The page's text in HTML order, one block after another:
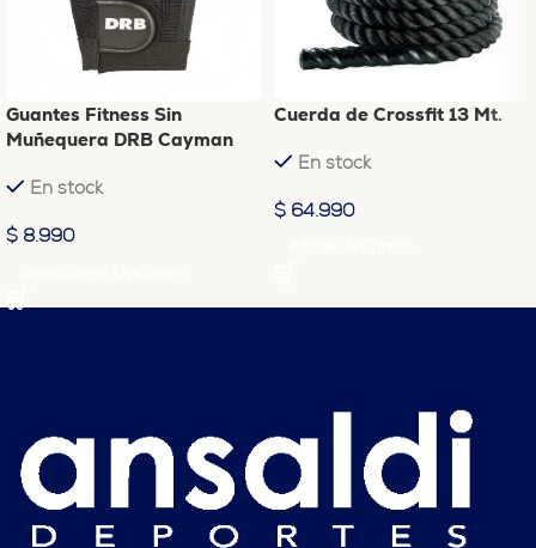
Guantes Fitness Sin
Muñequera DRB Cayman
En stock
$ 8.990
Cuerda de Crossfit 13 Mt.
En stock
$ 64.990